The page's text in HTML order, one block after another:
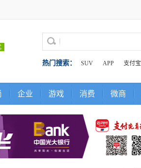
热门搜索： SUV APP 支付宝
企业 游戏 消费 微商